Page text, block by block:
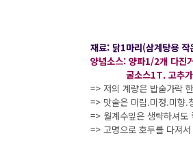
재료: 닭1마리(삼계탕용
양념소스: 양파1/2개 다
굴소스1T. 고추가
=> 저의 계량은 밥숟가락
=> 맛술은 미림.미정.미향.
=> 월계수잎은 생략하셔도
=> 고명으로 호두를 다져